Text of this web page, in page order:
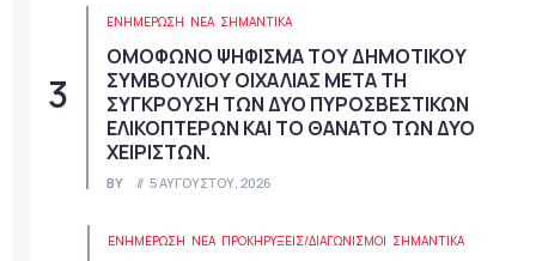
ΕΝΗΜΕΡΩΣΗ ΝΈΑ ΣΗΜΑΝΤΙΚΆ
ΟΜΟΦΩΝΟ ΨΗΦΙΣΜΑ ΤΟΥ ΔΗΜΟΤΙΚΟΥ
ΣΥΜΒΟΥΛΙΟΥ ΟΙΧΑΛΙΑΣ ΜΕΤΑ ΤΗ
ΣΥΓΚΡΟΥΣΗ ΤΩΝ ΔΥΟ ΠΥΡΟΣΒΕΣΤΙΚΩΝ
ΕΛΙΚΟΠΤΕΡΩΝ ΚΑΙ ΤΟ ΘΑΝΑΤΟ ΤΩΝ ΔΥΟ
ΧΕΙΡΙΣΤΩΝ.
BY 5 ΑΥΓΟΎΣΤΟΥ, 2026
ΕΝΗΜΕΡΩΣΗ ΝΈΑ ΠΡΟΚΗΡΎΞΕΙΣ/ΔΙΑΓΩΝΙΣΜΟΊ ΣΗΜΑΝΤΙΚΆ